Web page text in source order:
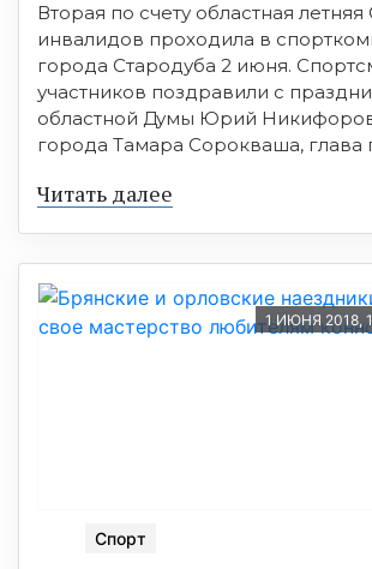
Вторая по счету областная
инвалидов проходила в
города Стародуба 2 июня.
участников поздравили с
областной Думы Юрий
города Тамара Сорокваша, глава
Читать далее
1 ИЮНЯ 2018,
Спорт